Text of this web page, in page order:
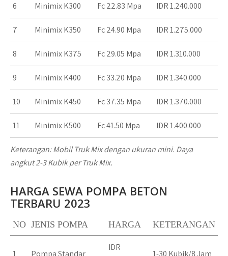
6 Minimix K300 Fc 22.83 Mpa IDR 1.240.000
7 Minimix K350 Fc 24.90 Mpa IDR 1.275.000
8 Minimix K375 Fc 29.05 Mpa IDR 1.310.000
9 Minimix K400 Fc 33.20 Mpa IDR 1.340.000
10 Minimix K450 Fc 37.35 Mpa IDR 1.370.000
11 Minimix K500 Fc 41.50 Mpa IDR 1.400.000
Keterangan: Mobil Truk Mix dengan ukuran mini. Daya
angkut 2-3 Kubik per Truk Mix.
HARGA SEWA POMPA BETON
TERBARU 2023
NO JENIS POMPA HARGA KETERANGAN
1 Pompa Standar
IDR
1-30 Kubik/8 Jam